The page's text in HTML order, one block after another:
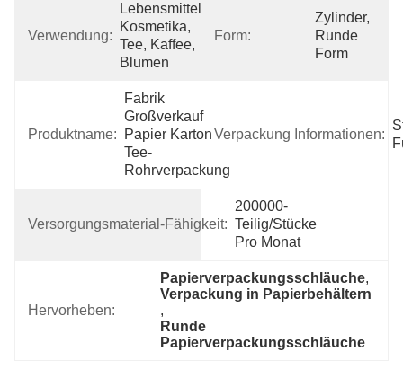
Verwendung:
Lebensmittel,
Kosmetika,
Tee, Kaffee,
Blumen
Form:
Zylinder,
Runde
Form
Produktname:
Fabrik
Großverkauf
Papier Karton
Tee-
Rohrverpackung
Verpackung Informationen:
Versorgungsmaterial-Fähigkeit:
200000-
Teilig/Stücke
Pro Monat
Hervorheben:
Papierverpackungsschläuche,
Verpackung in Papierbehältern
,
Runde
Papierverpackungsschläuche